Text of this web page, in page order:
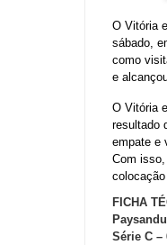
O Vitória
sábado,
como
e
O Vitória
resultado
empate e
Com
FICHA
Série C –